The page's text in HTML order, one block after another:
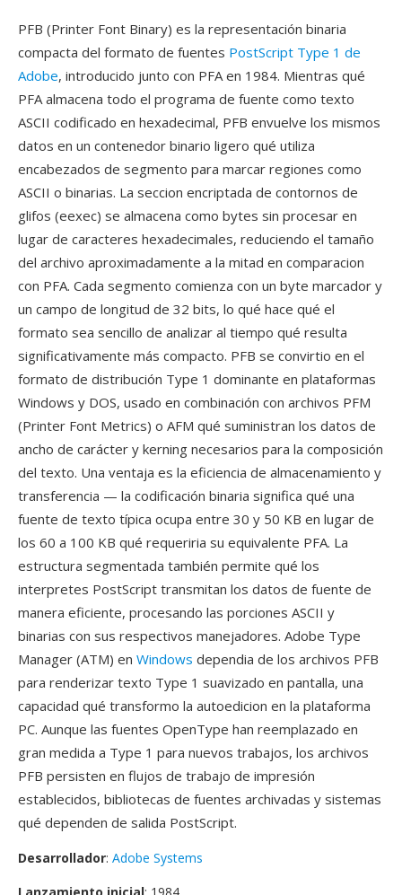
PFB (Printer Font Binary) es la representación binaria
compacta del formato de fuentes PostScript Type 1 de
Adobe, introducido junto con PFA en 1984. Mientras qué
PFA almacena todo el programa de fuente como texto
ASCII codificado en hexadecimal, PFB envuelve los mismos
datos en un contenedor binario ligero qué utiliza
encabezados de segmento para marcar regiones como
ASCII o binarias. La seccion encriptada de contornos de
glifos (eexec) se almacena como bytes sin procesar en
lugar de caracteres hexadecimales, reduciendo el tamaño
del archivo aproximadamente a la mitad en comparacion
con PFA. Cada segmento comienza con un byte marcador y
un campo de longitud de 32 bits, lo qué hace qué el
formato sea sencillo de analizar al tiempo qué resulta
significativamente más compacto. PFB se convirtio en el
formato de distribución Type 1 dominante en plataformas
Windows y DOS, usado en combinación con archivos PFM
(Printer Font Metrics) o AFM qué suministran los datos de
ancho de carácter y kerning necesarios para la composición
del texto. Una ventaja es la eficiencia de almacenamiento y
transferencia — la codificación binaria significa qué una
fuente de texto típica ocupa entre 30 y 50 KB en lugar de
los 60 a 100 KB qué requeriria su equivalente PFA. La
estructura segmentada también permite qué los
interpretes PostScript transmitan los datos de fuente de
manera eficiente, procesando las porciones ASCII y
binarias con sus respectivos manejadores. Adobe Type
Manager (ATM) en Windows dependia de los archivos PFB
para renderizar texto Type 1 suavizado en pantalla, una
capacidad qué transformo la autoedicion en la plataforma
PC. Aunque las fuentes OpenType han reemplazado en
gran medida a Type 1 para nuevos trabajos, los archivos
PFB persisten en flujos de trabajo de impresión
establecidos, bibliotecas de fuentes archivadas y sistemas
qué dependen de salida PostScript.
Desarrollador: Adobe Systems